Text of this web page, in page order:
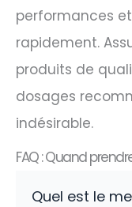
performances
rapidement.
produits de
dosages
indésirable.
FAQ : Quand
Quel est le